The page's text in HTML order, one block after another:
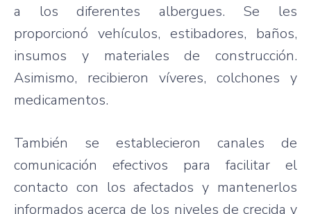
a los diferentes albergues. Se les
proporcionó vehículos, estibadores, baños,
insumos y materiales de construcción.
Asimismo, recibieron víveres, colchones y
medicamentos.
También se establecieron canales de
comunicación efectivos para facilitar el
contacto con los afectados y mantenerlos
informados acerca de los niveles de crecida y